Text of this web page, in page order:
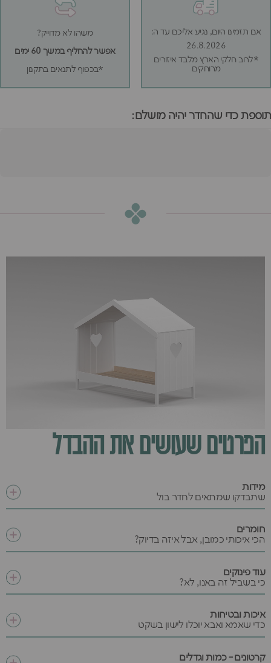
אם תזמינו היום, נגיע אליכם עד ה:
26.8.2026
*לרוב חלקי הארץ מלבד איזורים
מרוחקים
משהו לא מדוייק?
אפשר להחליף במשך 60 ימים
*בכפוף לתנאים בתקנון
תוספת כדי שהחדר יהיה מושלם:
הפרטים שעושים את ההבדל
מידות
שתבדקו שמתאים לחדר בול
חומרים
הכי איכותי כמובן, אבל איזה בדיוק?
עוד פינוקים
כי בשביל זה באנו, לא?
איכות ובטיחות
כדי שאמא ואבא יוכלו לישון בשקט
קרטונים - כמות וגדלים